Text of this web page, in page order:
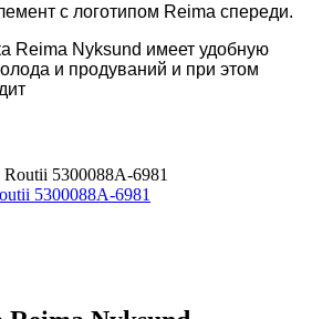
с логотипом Reima спереди.
Reima Nyksund имеет удобную
и продуваний и при этом
5300088A-6981